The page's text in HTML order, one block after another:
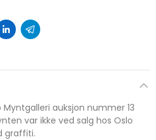
auksjon nummer 13
var ikke ved salg hos Oslo
graffiti.